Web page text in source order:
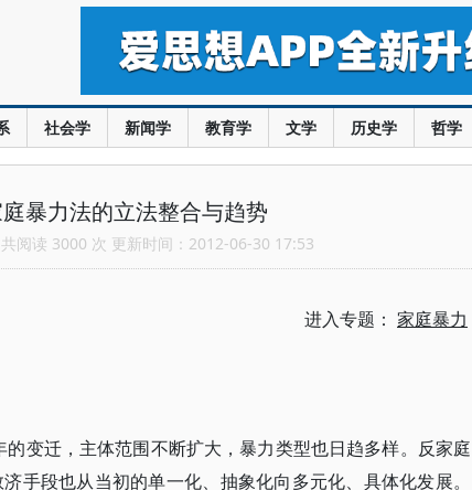
社会学 新闻学 教育学 文学 历史学 哲学
暴力法的立法整合与趋势
阅读 3000 次 更新时间：2012-06-30 17:53
进入专题： 家庭暴力
的变迁，主体范围不断扩大，暴力类型也日趋多样。反家庭
手段也从当初的单一化、抽象化向多元化、具体化发展。